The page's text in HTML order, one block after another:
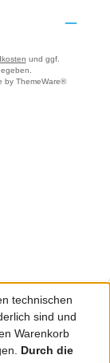
und ggf.
by ThemeWare®
technischen
sind und
Warenkorb
Durch die